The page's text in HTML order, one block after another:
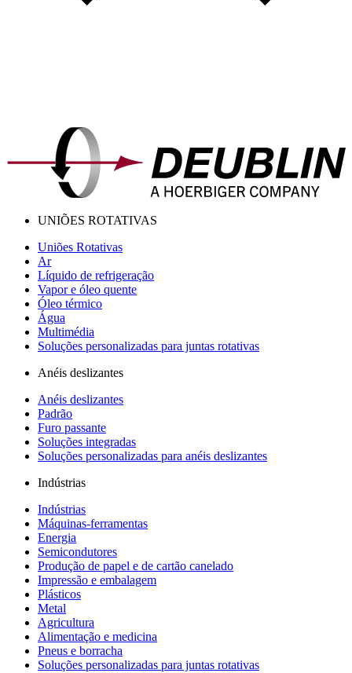
UNIÕES ROTATIVAS
Uniões Rotativas
Ar
Líquido de refrigeração
Vapor e óleo quente
Óleo térmico
Água
Multimédia
Soluções personalizadas para juntas rotativas
Anéis deslizantes
Anéis deslizantes
Padrão
Furo passante
Soluções integradas
Soluções personalizadas para anéis deslizantes
Indústrias
Indústrias
Máquinas-ferramentas
Energia
Semicondutores
Produção de papel e de cartão canelado
Impressão e embalagem
Plásticos
Metal
Agricultura
Alimentação e medicina
Pneus e borracha
Soluções personalizadas para juntas rotativas